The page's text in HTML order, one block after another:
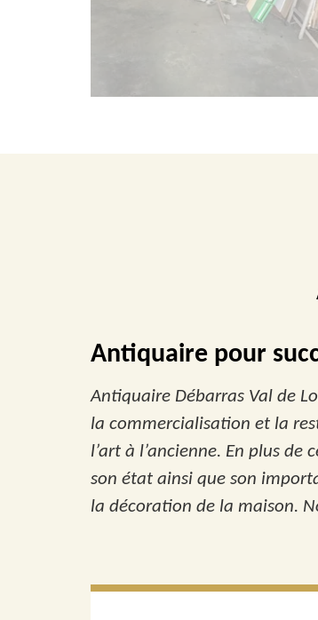
Antiquaire pour
Antiquaire Débarras Val de
la commercialisation et la
l’art à l’ancienne. En plus
son état ainsi que son
la décoration de la maison.